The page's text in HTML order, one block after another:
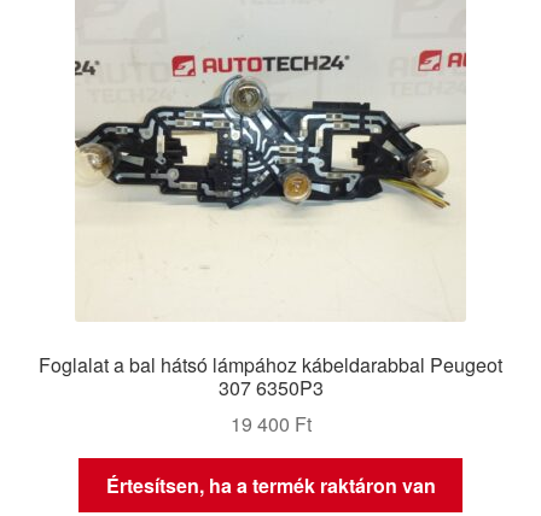
Foglalat a bal hátsó lámpához kábeldarabbal Peugeot
307 6350P3
19 400 Ft
Értesítsen, ha a termék raktáron van